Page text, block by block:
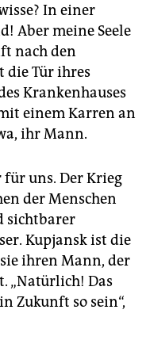
In einer
Aber meine Seele
nach den
die Tür ihres
Krankenhauses
einem Karren an
ihr Mann.
für uns. Der Krieg
der Menschen
sichtbarer
Kupjansk ist die
ihren Mann, der
„Natürlich! Das
Zukunft so sein“,